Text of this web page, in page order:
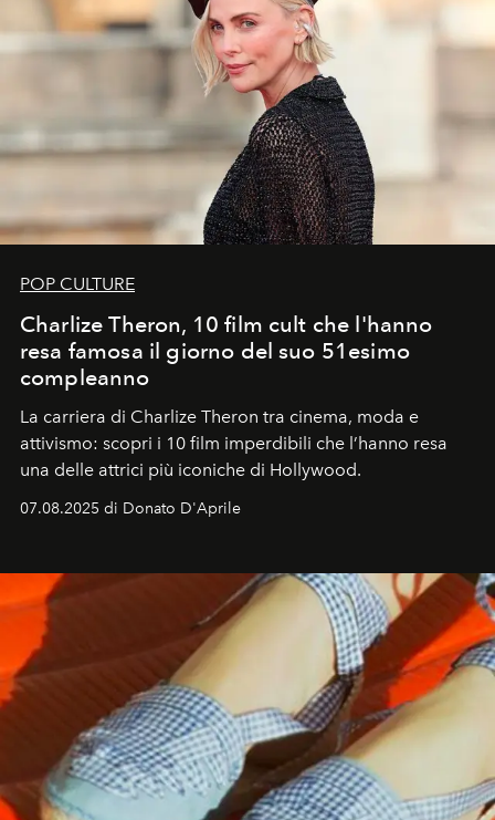
POP CULTURE
Charlize Theron, 10 film cult che l'hanno
resa famosa il giorno del suo 51esimo
compleanno
La carriera di Charlize Theron tra cinema, moda e
attivismo: scopri i 10 film imperdibili che l’hanno resa
una delle attrici più iconiche di Hollywood.
07.08.2025 di Donato D'Aprile